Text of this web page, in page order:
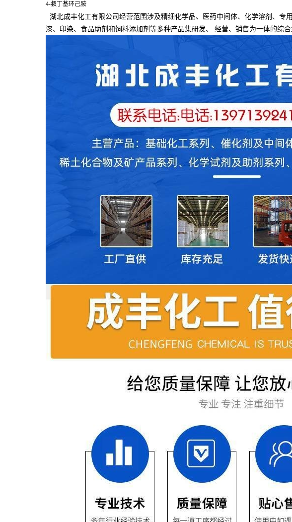
4-叔丁基环己胺
湖北成丰化工有限公司经营范围涉及精细化学品、医药中间体、化学溶剂、
漆、印染、食品助剂和饲料添加剂等多种产品集研发、
经营、销售为一体的综合